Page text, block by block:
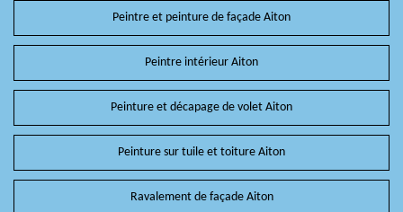
Peintre et peinture de façade Aiton
Peintre intérieur Aiton
Peinture et décapage de volet Aiton
Peinture sur tuile et toiture Aiton
Ravalement de façade Aiton